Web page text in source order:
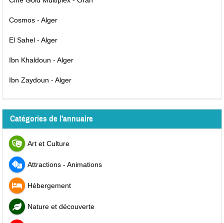
Cosmos - Alger
El Sahel - Alger
Ibn Khaldoun - Alger
Ibn Zaydoun - Alger
Catégories de l'annuaire
Art et Culture
Attractions - Animations
Hébergement
Nature et découverte